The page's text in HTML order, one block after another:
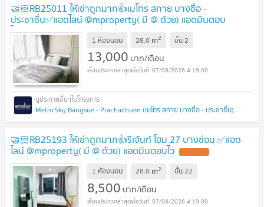
🤝🏻RB25011 ให้เช่าถูกมาก👍เมโทร สกาย บางซื่อ -
ประชาชื่น✅แอดไลน์ @mproperty( มี @ ด้วย) แอดมินตอบ
ไว
1 ห้องนอน 28.0 m2 ชั้น2
13,000 บาท/เดือน
07/08/2026 4:19:00
Metro Sky Bangsue - Prachachuen (เมโทร สกาย บางซื่อ - ประชาชื่น)
🤝🏻RB25193 ให้เช่าถูกมาก👍รีเจ้นท์ โฮม 27 บางซ่อน ✅แอด
ไลน์ @mproperty( มี @ ด้วย) แอดมินตอบไว
1 ห้องนอน 28.0 m2 ชั้น22
8,500 บาท/เดือน
07/08/2026 4:19:00